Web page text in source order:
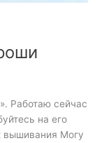
Работаю сейчас
на его
вышивания Могу